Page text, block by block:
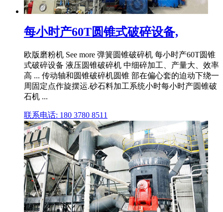
每小时产60T圆锥式破碎设备,
欧版磨粉机 See more 弹簧圆锥破碎机 每小时产60T圆锥
式破碎设备 液压圆锥破碎机 中细碎加工、产量大、效率
高 ... 传动轴和圆锥破碎机圆锥 部在偏心套的迫动下绕一
周固定点作旋摆运.砂石料加工系统小时每小时产圆锥破
石机 ...
联系电话: 180 3780 8511